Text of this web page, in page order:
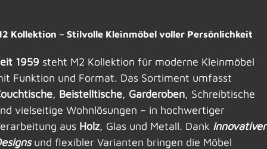
Kollektion – Stilvolle Kleinmöbel voller Persönlichkeit
1959 steht M2 Kollektion für moderne Kleinmöbel
Funktion und Format. Das Sortiment umfasst
, Beistelltische, Garderoben, Schreibtische
vielseitige Wohnlösungen – in hochwertiger
aus Holz, Glas und Metall. Dank innovativer
und flexibler Varianten bringen die Möbel